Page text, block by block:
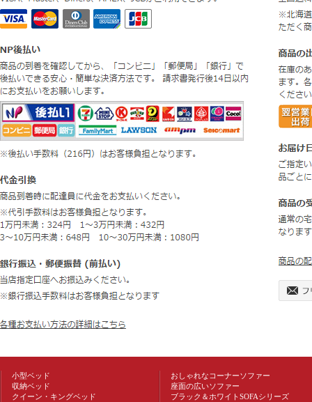
小型ベッド
収納ベッド
クイーン・キングベッド
おしゃれなコーナーソファー
座面の広いソファー
ブラック＆ホワイトSOFAシリーズ